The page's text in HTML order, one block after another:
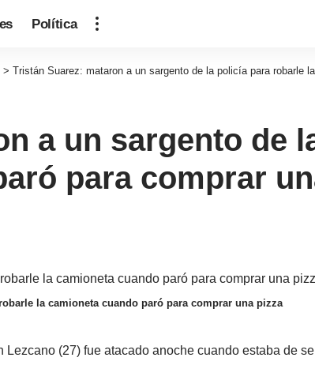
Política
> Tristán Suarez: mataron a un sargento de la policía para robarle
a un sargento de
para comprar
la camioneta cuando paró para comprar una pizza
Lezcano (27) fue atacado anoche cuando estaba de